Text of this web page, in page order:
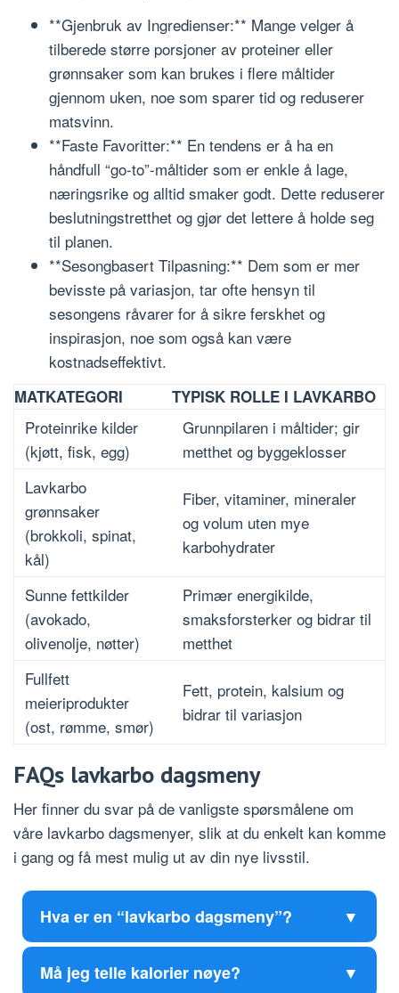
**Gjenbruk av Ingredienser:** Mange velger å
tilberede større porsjoner av proteiner eller
grønnsaker som kan brukes i flere måltider
gjennom uken, noe som sparer tid og reduserer
matsvinn.
**Faste Favoritter:** En tendens er å ha en
håndfull “go-to”-måltider som er enkle å lage,
næringsrike og alltid smaker godt. Dette reduserer
beslutningstretthet og gjør det lettere å holde seg
til planen.
**Sesongbasert Tilpasning:** Dem som er mer
bevisste på variasjon, tar ofte hensyn til
sesongens råvarer for å sikre ferskhet og
inspirasjon, noe som også kan være
kostnadseffektivt.
MATKATEGORI TYPISK ROLLE I LAVKARBO
Proteinrike kilder
(kjøtt, fisk, egg)
Grunnpilaren i måltider; gir
metthet og byggeklosser
Lavkarbo
grønnsaker
(brokkoli, spinat,
kål)
Fiber, vitaminer, mineraler
og volum uten mye
karbohydrater
Sunne fettkilder
(avokado,
olivenolje, nøtter)
Primær energikilde,
smaksforsterker og bidrar til
metthet
Fullfett
meieriprodukter
(ost, rømme, smør)
Fett, protein, kalsium og
bidrar til variasjon
FAQs lavkarbo dagsmeny
Her finner du svar på de vanligste spørsmålene om
våre lavkarbo dagsmenyer, slik at du enkelt kan komme
i gang og få mest mulig ut av din nye livsstil.
Hva er en “lavkarbo dagsmeny”?
Må jeg telle kalorier nøye?